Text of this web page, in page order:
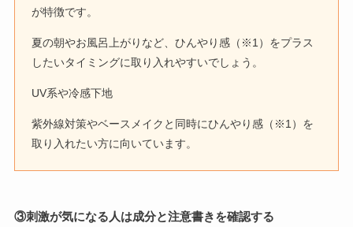
が特徴です。
夏の朝やお風呂上がりなど、ひんやり感（※1）をプラス
したいタイミングに取り入れやすいでしょう。
UV系や冷感下地
紫外線対策やベースメイクと同時にひんやり感（※1）を
取り入れたい方に向いています。
③刺激が気になる人は成分と注意書きを確認する